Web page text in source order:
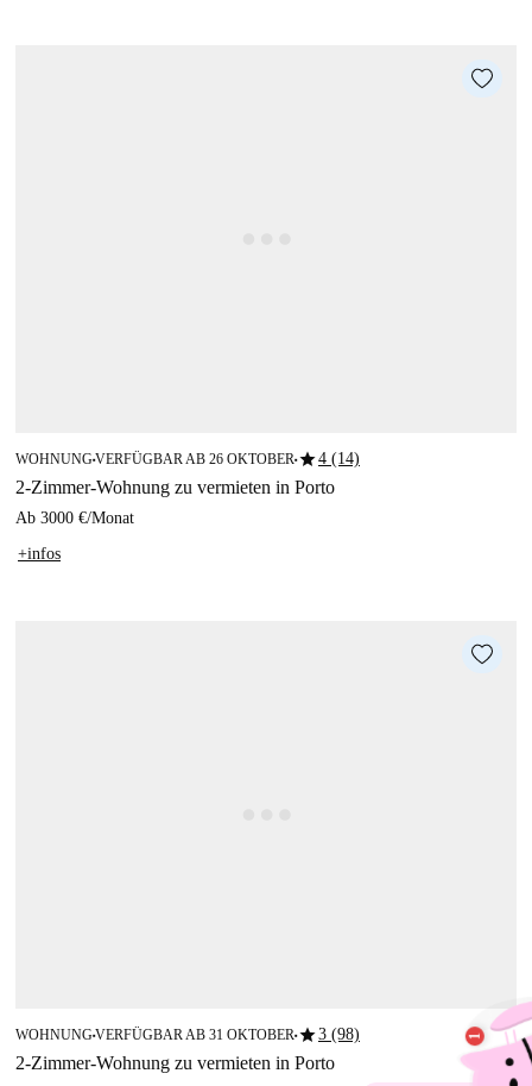
WOHNUNG■VERFÜGBAR AB 26 OKTOBER■star4 (14)
2-Zimmer-Wohnung zu vermieten in Porto
Ab 3000 €/Monat
+infos
WOHNUNG■VERFÜGBAR AB 31 OKTOBER■star3 (98)
2-Zimmer-Wohnung zu vermieten in Porto